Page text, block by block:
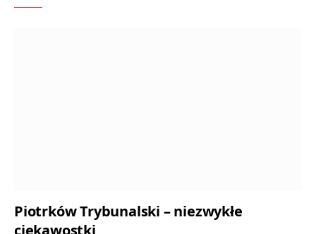
Piotrków Trybunalski – niezwykłe
ciekawostki